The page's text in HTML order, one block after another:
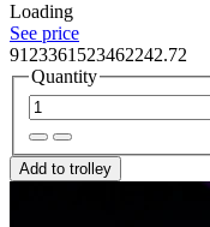
Loading
See price
9123361523462242.72
Quantity
Add to trolley